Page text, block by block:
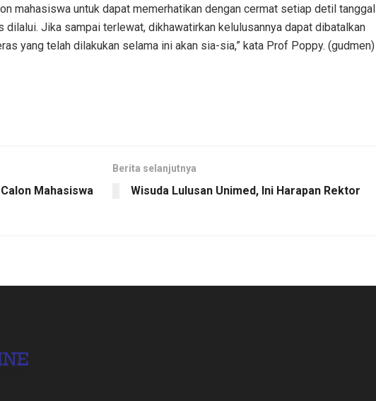
mahasiswa untuk dapat memerhatikan dengan cermat setiap detil tanggal
dilalui. Jika sampai terlewat, dikhawatirkan kelulusannya dapat dibatalkan
yang telah dilakukan selama ini akan sia-sia,” kata Prof Poppy. (gudmen)
Mahasiswa
Berita selanjutnya
Wisuda Lulusan Unimed, Ini Harapan Rektor